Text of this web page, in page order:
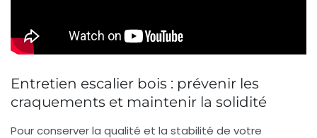
Entretien escalier bois : prévenir les
craquements et maintenir la solidité
Pour conserver la qualité et la stabilité de votre